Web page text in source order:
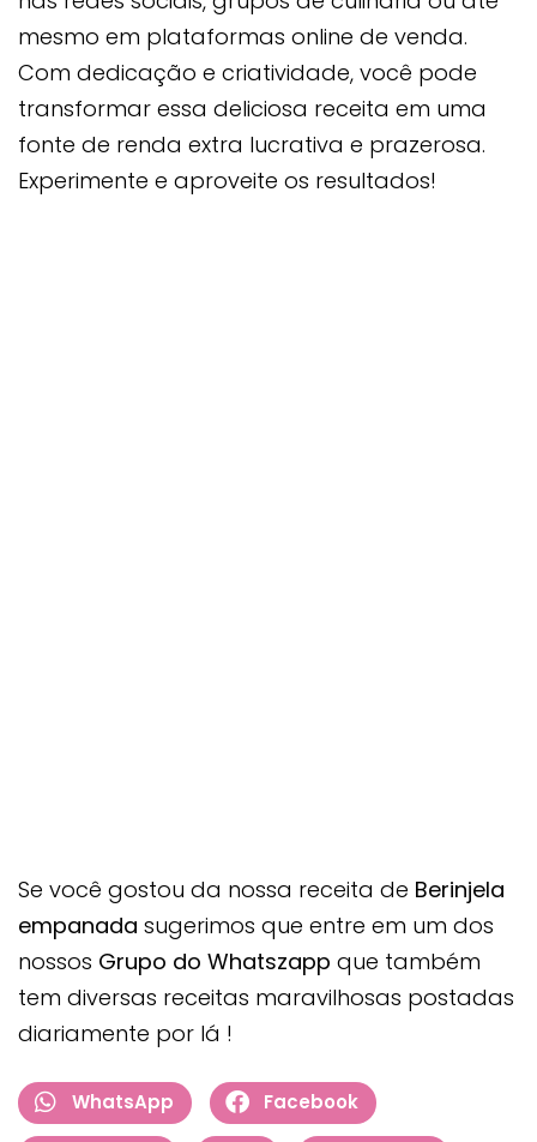
mesmo em plataformas online de venda.
Com dedicação e criatividade, você pode
transformar essa deliciosa receita em uma
fonte de renda extra lucrativa e prazerosa.
Experimente e aproveite os resultados!
Se você gostou da nossa receita de Berinjela
empanada sugerimos que entre em um dos
nossos Grupo do Whatszapp que também
tem diversas receitas maravilhosas postadas
diariamente por lá !
WhatsApp Facebook